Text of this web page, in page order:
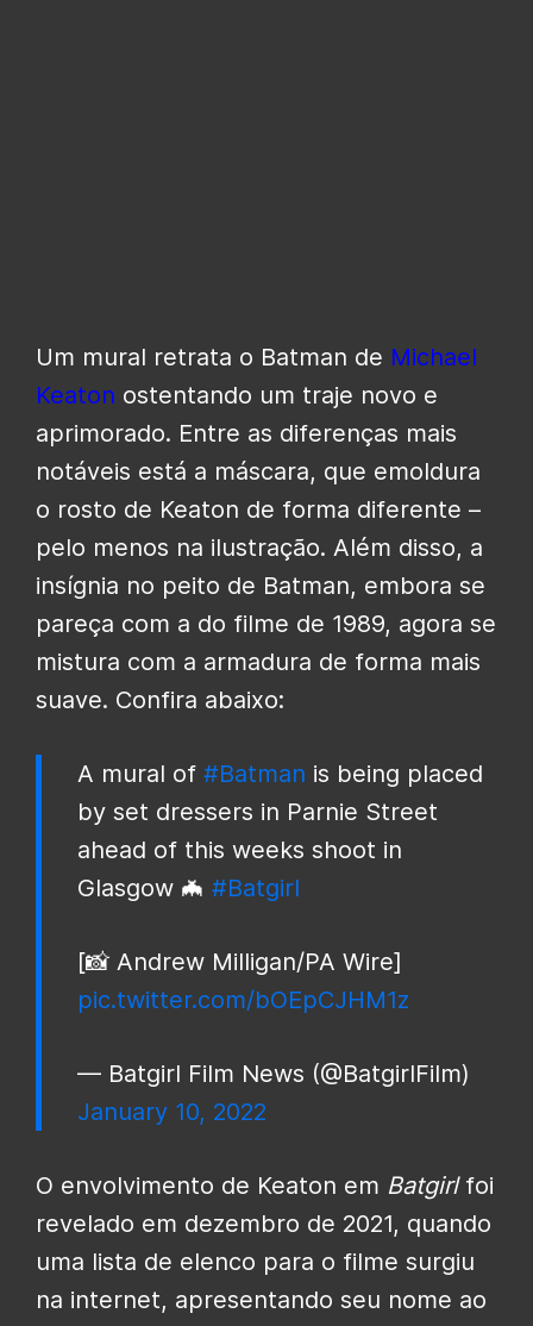
Um mural retrata o Batman de Michael
Keaton ostentando um traje novo e
aprimorado. Entre as diferenças mais
notáveis ​​está a máscara, que emoldura
o rosto de Keaton de forma diferente –
pelo menos na ilustração. Além disso, a
insígnia no peito de Batman, embora se
pareça com a do filme de 1989, agora se
mistura com a armadura de forma mais
suave. Confira abaixo:
A mural of #Batman is being placed
by set dressers in Parnie Street
ahead of this weeks shoot in
Glasgow 🦇 #Batgirl
[📸 Andrew Milligan/PA Wire]
pic.twitter.com/bOEpCJHM1z
— Batgirl Film News (@BatgirlFilm)
January 10, 2022
O envolvimento de Keaton em Batgirlfoi
revelado em dezembro de 2021, quando
uma lista de elenco para o filme surgiu
na internet, apresentando seu nome ao